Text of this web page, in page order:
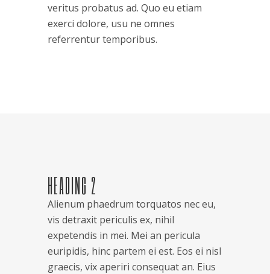
veritus probatus ad. Quo eu etiam
exerci dolore, usu ne omnes
referrentur temporibus.
HEADING 2
Alienum phaedrum torquatos nec eu,
vis detraxit periculis ex, nihil
expetendis in mei. Mei an pericula
euripidis, hinc partem ei est. Eos ei nisl
graecis, vix aperiri consequat an. Eius